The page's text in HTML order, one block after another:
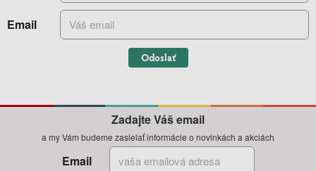
Email
Odoslať
Zadajte Váš email
a my Vám budeme zasielať informácie o novinkách a akciách
Email